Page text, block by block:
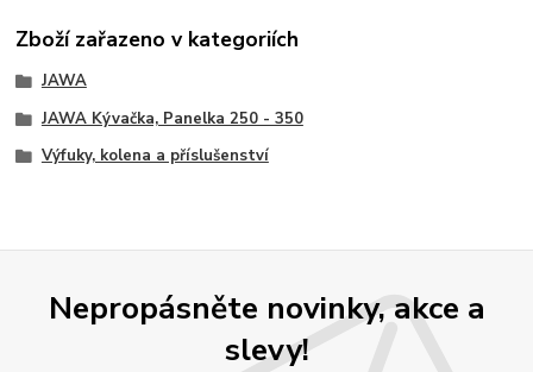
Zboží zařazeno v kategoriích
JAWA
JAWA Kývačka, Panelka 250 - 350
Výfuky, kolena a příslušenství
Nepropásněte novinky, akce a
slevy!